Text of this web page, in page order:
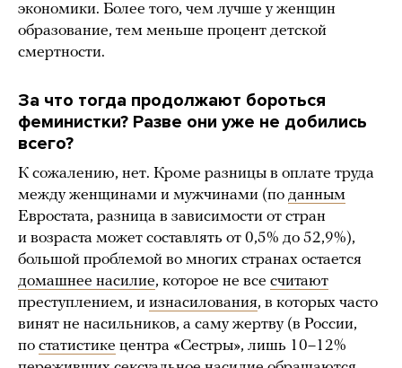
экономики. Более того, чем лучше у женщин
образование, тем меньше процент детской
смертности.
За что тогда продолжают бороться
феминистки? Разве они уже не добились
всего?
К сожалению, нет. Кроме разницы в оплате труда
между женщинами и мужчинами (по данным
Евростата, разница в зависимости от стран
и возраста может составлять от 0,5% до 52,9%),
большой проблемой во многих странах остается
домашнее насилие, которое не все считают
преступлением, и изнасилования, в которых часто
винят не насильников, а саму жертву (в России,
по статистике центра «Сестры», лишь 10–12%